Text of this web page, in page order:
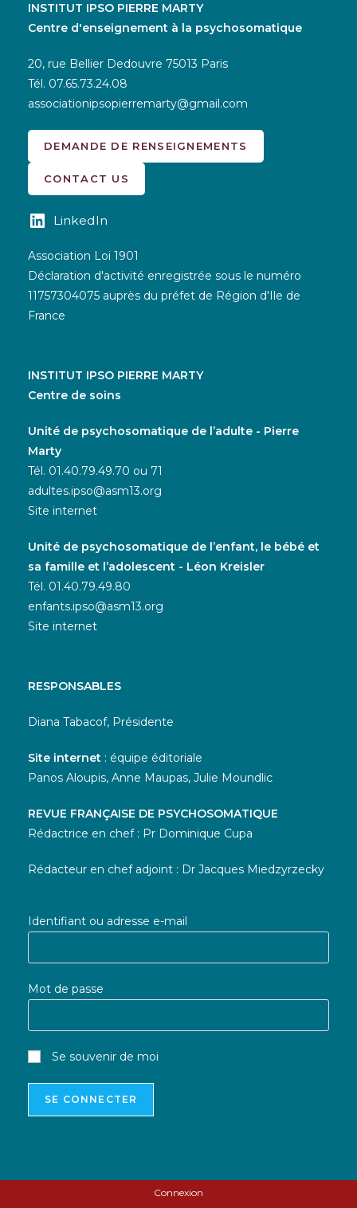
INSTITUT IPSO PIERRE MARTY
Centre d'enseignement à la psychosomatique
20, rue Bellier Dedouvre 75013 Paris
Tél. 07.65.73.24.08
associationipsopierremarty@gmail.com
DEMANDE DE RENSEIGNEMENTS
CONTACT US
LinkedIn
Association Loi 1901
Déclaration d'activité enregistrée sous le numéro
11757304075 auprès du préfet de Région d'Ile de
France
INSTITUT IPSO PIERRE MARTY
Centre de soins
Unité de psychosomatique de l’adulte - Pierre
Marty
Tél. 01.40.79.49.70 ou 71
adultes.ipso@asm13.org
Site internet
Unité de psychosomatique de l’enfant, le bébé et
sa famille et l’adolescent - Léon Kreisler
Tél. 01.40.79.49.80
enfants.ipso@asm13.org
Site internet
RESPONSABLES
Diana Tabacof, Présidente
Site internet : équipe éditoriale
Panos Aloupis, Anne Maupas, Julie Moundlic
REVUE FRANÇAISE DE PSYCHOSOMATIQUE
Rédactrice en chef : Pr Dominique Cupa
Rédacteur en chef adjoint : Dr Jacques Miedzyrzecky
Identifiant ou adresse e-mail
Mot de passe
Se souvenir de moi
Connexion